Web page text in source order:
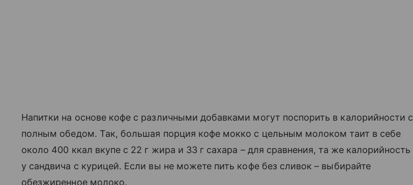
Напитки на основе кофе с различными добавками могут поспорить в калорийности с
полным обедом. Так, большая порция кофе мокко с цельным молоком таит в себе
около 400 ккал вкупе с 22 г жира и 33 г сахара – для сравнения, та же калорийность
у сандвича с курицей. Если вы не можете пить кофе без сливок – выбирайте
обезжиренное молоко.